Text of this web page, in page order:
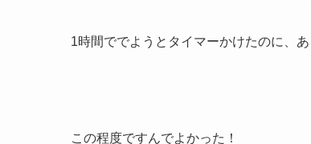
1時間ででようとタイマーかけたのに、
この程度ですんでよかった！